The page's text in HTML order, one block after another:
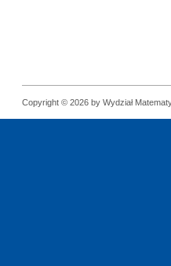
Copyright © 2026 by Wydział